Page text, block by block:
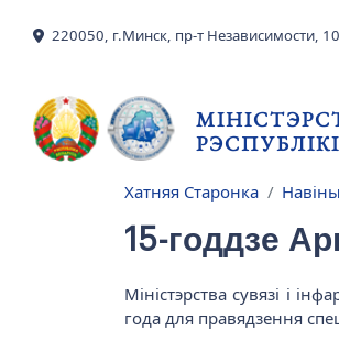
220050, г.Минск, пр-т Независимости, 10
Breadcrumb
Хатняя Старонка Навіны
15-годдзе
Міністэрства сувязі і
года для правядзення